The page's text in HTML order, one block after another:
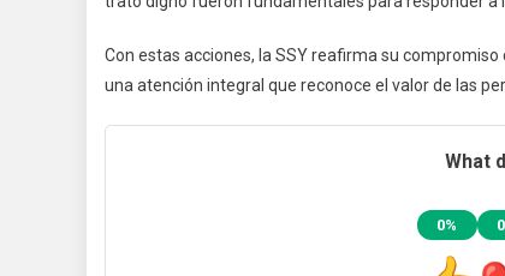
Con estas acciones, la SSY reafirma su
una atención integral que reconoce el valor de las
What
0%